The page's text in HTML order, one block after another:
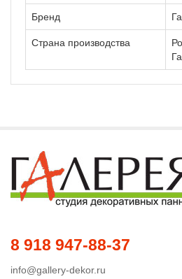
Бренд
Страна производства
8 918 947-88-37
info@gallery-dekor.ru